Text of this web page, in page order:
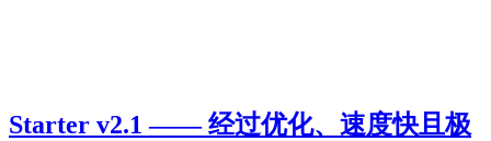
Starter v2.1 —— 经过优化、速度快且极